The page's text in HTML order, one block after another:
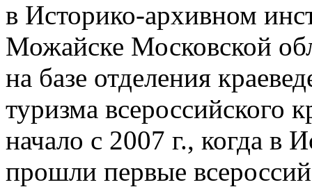
в Историко-архивном
Можайске Московской
на базе отделения
туризма всероссийского
начало с 2007 г., когда в
прошли первые